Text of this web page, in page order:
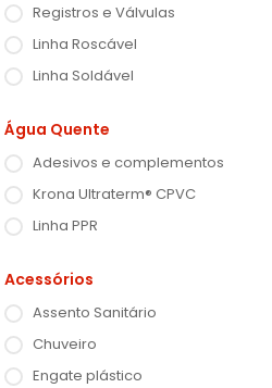
Registros e Válvulas
Linha Roscável
Linha Soldável
Água Quente
Adesivos e complementos
Krona Ultraterm® CPVC
Linha PPR
Acessórios
Assento Sanitário
Chuveiro
Engate plástico